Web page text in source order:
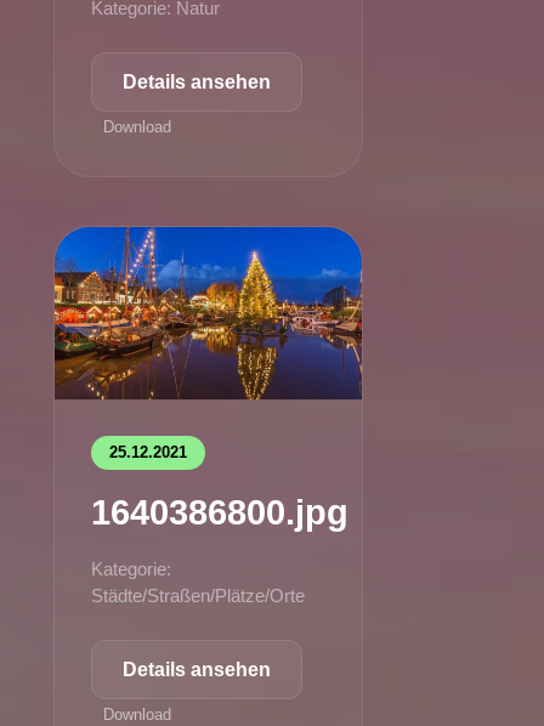
Kategorie: Natur
Details ansehen
Download
25.12.2021
1640386800.jpg
Kategorie:
Städte/Straßen/Plätze/Orte
Details ansehen
Download